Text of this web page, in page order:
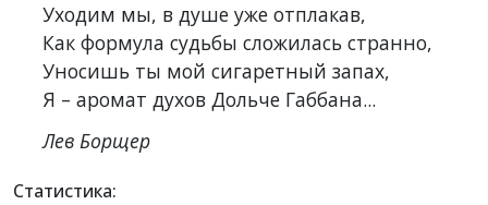
Уходим мы, в душе уже отплакав,
Как формула судьбы сложилась странно,
Уносишь ты мой сигаретный запах,
Я – аромат духов Дольче Габбана...
Лев Борщер
Статистика: